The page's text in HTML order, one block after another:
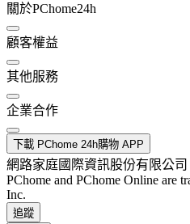
關於PChome24h
顧客權益
其他服務
企業合作
下載 PChome 24h購物 APP
網路家庭國際資訊股份有限公
PChome and PChome Online are
Inc.
追蹤